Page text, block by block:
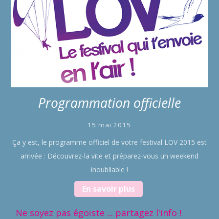
Programmation officielle
15 mai 2015
Ça y est, le programme officiel de votre festival LOV 2015 est
arrivée : Découvrez-la vite et préparez-vous un weekend
inoubliable !
En savoir plus
Ne soyez pas égoïste ... partagez l'info !